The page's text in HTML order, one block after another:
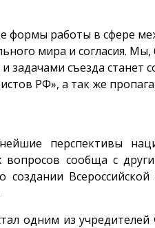
формы работы в сфере
мира и согласия.
съезда станет
РФ», а так же
перспективы
сообща с
одним из